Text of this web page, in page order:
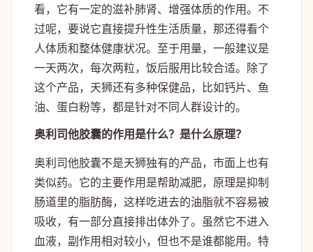
看，它有一定的滋补肺肾、增强体质的作用。不
过呢，要说它直接提升性生活质量，那还得看个
人体质和整体健康状况。至于用量，一般建议是
一天两次，每次两粒，饭后服用比较合适。除了
这个产品，天狮还有多种保健品，比如钙片、鱼
油、蛋白粉等，都是针对不同人群设计的。
奥利司他胶囊的作用是什么？是什么原理？
奥利司他胶囊不是天狮独有的产品，市面上也有
类似药。它的主要作用是帮助减肥，原理是抑制
肠道里的脂肪酶，这样吃进去的油脂就不容易被
吸收，有一部分直接排出体外了。虽然它不进入
血液，副作用相对较小，但也不是谁都能用。特